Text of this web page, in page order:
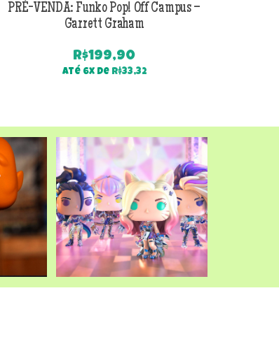
PRÉ-VENDA: Funko Pop! Off Campus –
Garrett Graham
R$199,90
Até 6x de R$33,32